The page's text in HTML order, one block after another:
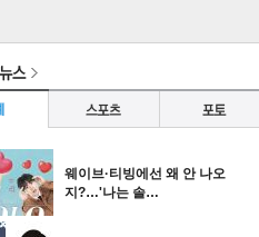
웨이브·티빙에선 왜 안 나오
지?…'나는 솔…